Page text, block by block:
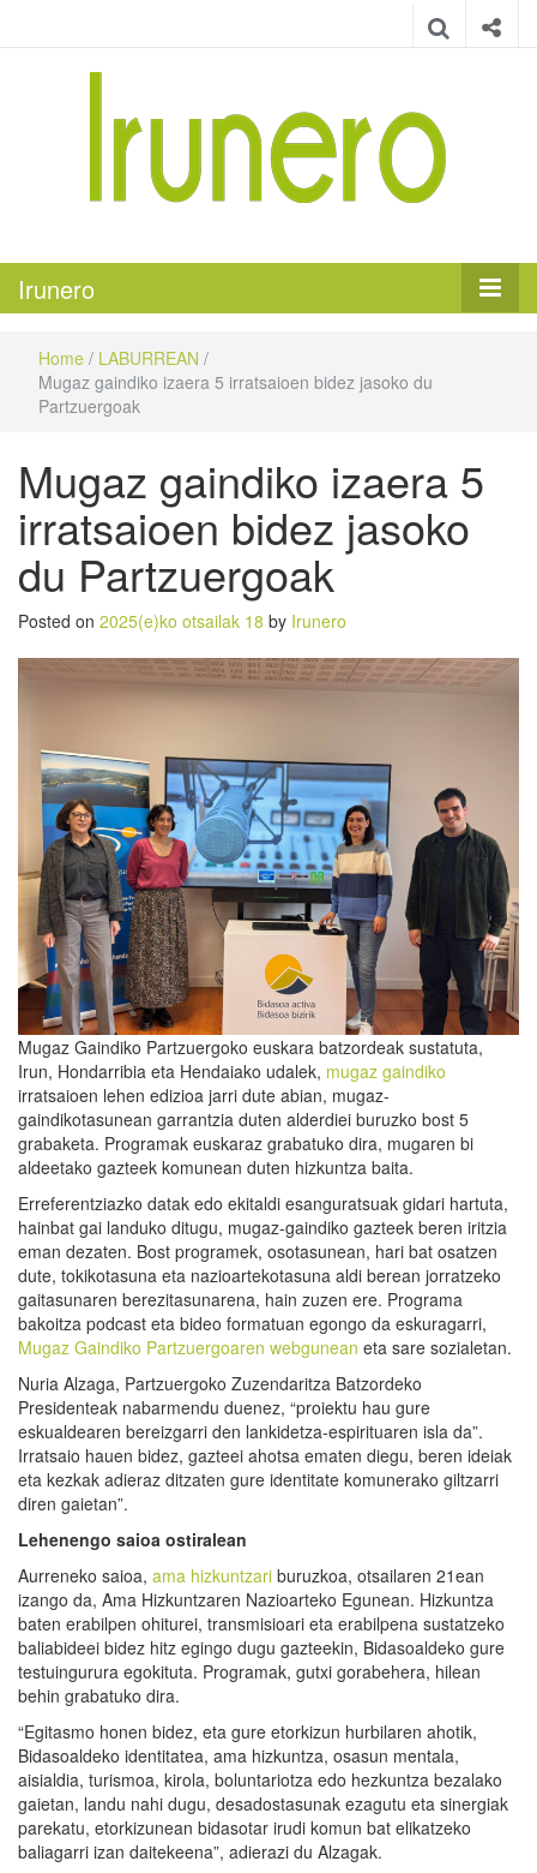
Irunero
Home / LABURREAN /
Mugaz gaindiko izaera 5 irratsaioen bidez jasoko du
Partzuergoak
Mugaz gaindiko izaera 5
irratsaioen bidez jasoko
du Partzuergoak
Posted on 2025(e)ko otsailak 18 by Irunero
Mugaz Gaindiko Partzuergoko euskara batzordeak sustatuta,
Irun, Hondarribia eta Hendaiako udalek, mugaz gaindiko
irratsaioen lehen edizioa jarri dute abian, mugaz-
gaindikotasunean garrantzia duten alderdiei buruzko bost 5
grabaketa. Programak euskaraz grabatuko dira, mugaren bi
aldeetako gazteek komunean duten hizkuntza baita.
Erreferentziazko datak edo ekitaldi esanguratsuak gidari hartuta,
hainbat gai landuko ditugu, mugaz-gaindiko gazteek beren iritzia
eman dezaten. Bost programek, osotasunean, hari bat osatzen
dute, tokikotasuna eta nazioartekotasuna aldi berean jorratzeko
gaitasunaren berezitasunarena, hain zuzen ere. Programa
bakoitza podcast eta bideo formatuan egongo da eskuragarri,
Mugaz Gaindiko Partzuergoaren webgunean eta sare sozialetan.
Nuria Alzaga, Partzuergoko Zuzendaritza Batzordeko
Presidenteak nabarmendu duenez, “proiektu hau gure
eskualdearen bereizgarri den lankidetza-espirituaren isla da”.
Irratsaio hauen bidez, gazteei ahotsa ematen diegu, beren ideiak
eta kezkak adieraz ditzaten gure identitate komunerako giltzarri
diren gaietan”.
Lehenengo saioa ostiralean
Aurreneko saioa, ama hizkuntzari buruzkoa, otsailaren 21ean
izango da, Ama Hizkuntzaren Nazioarteko Egunean. Hizkuntza
baten erabilpen ohiturei, transmisioari eta erabilpena sustatzeko
baliabideei bidez hitz egingo dugu gazteekin, Bidasoaldeko gure
testuingurura egokituta. Programak, gutxi gorabehera, hilean
behin grabatuko dira.
“Egitasmo honen bidez, eta gure etorkizun hurbilaren ahotik,
Bidasoaldeko identitatea, ama hizkuntza, osasun mentala,
aisialdia, turismoa, kirola, boluntariotza edo hezkuntza bezalako
gaietan, landu nahi dugu, desadostasunak ezagutu eta sinergiak
parekatu, etorkizunean bidasotar irudi komun bat elikatzeko
baliagarri izan daitekeena”, adierazi du Alzagak.